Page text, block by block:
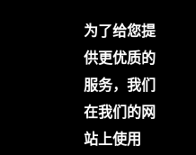
为了给您提
供更优质的
服务，我们
在我们的网
站上使用